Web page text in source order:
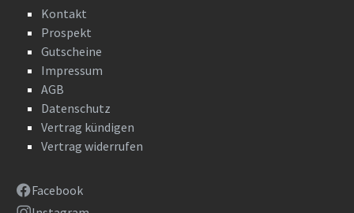
Kontakt
Prospekt
Gutscheine
Impressum
AGB
Datenschutz
Vertrag kündigen
Vertrag widerrufen
Facebook